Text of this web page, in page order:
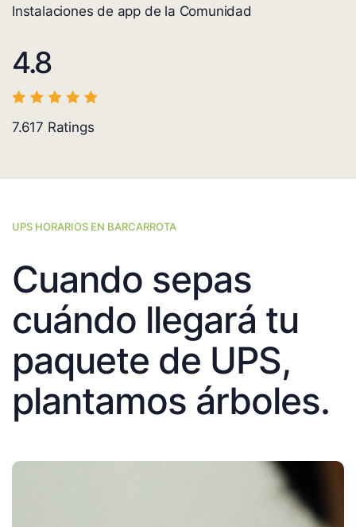
Instalaciones de app de la Comunidad
4.8
7.617 Ratings
UPS HORARIOS EN BARCARROTA
Cuando sepas
cuándo llegará tu
paquete de UPS,
plantamos árboles.